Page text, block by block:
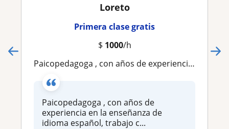
Loreto
Primera clase gratis
$ 1000/h
Paicopedagoga , con años de experiencia en la enseñanza de idioma español, trabajo con niños y adultos
Paicopedagoga , con años de
experiencia en la enseñanza de
idioma español, trabajo c...